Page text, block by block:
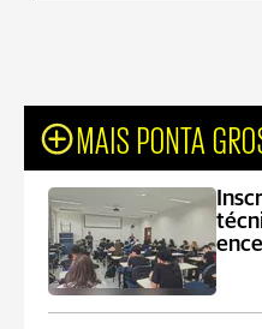
MAIS PONTA